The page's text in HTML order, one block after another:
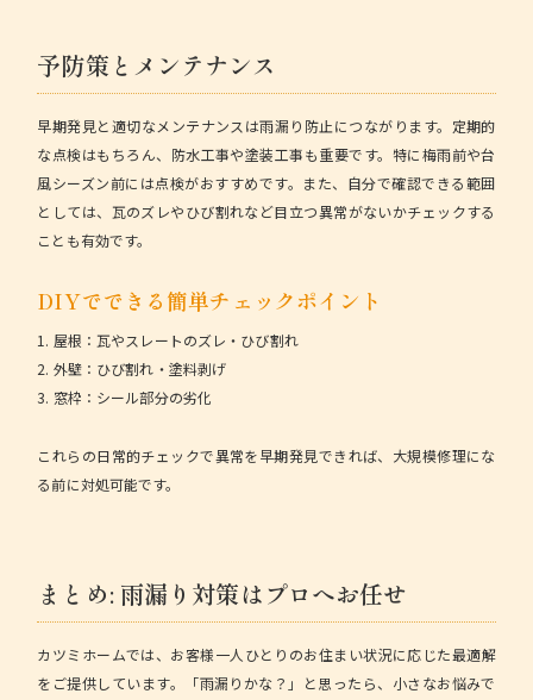
予防策とメンテナンス
早期発見と適切なメンテナンスは雨漏り防止につながります。定期的
な点検はもちろん、防水工事や塗装工事も重要です。特に梅雨前や台
風シーズン前には点検がおすすめです。また、自分で確認できる範囲
としては、瓦のズレやひび割れなど目立つ異常がないかチェックする
ことも有効です。
DIYでできる簡単チェックポイント
1. 屋根：瓦やスレートのズレ・ひび割れ
2. 外壁：ひび割れ・塗料剥げ
3. 窓枠：シール部分の劣化
これらの日常的チェックで異常を早期発見できれば、大規模修理にな
る前に対処可能です。
まとめ: 雨漏り対策はプロへお任せ
カツミホームでは、お客様一人ひとりのお住まい状況に応じた最適解
をご提供しています。「雨漏りかな？」と思ったら、小さなお悩みで